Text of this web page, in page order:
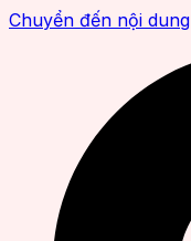
Chuyển đến nội dung